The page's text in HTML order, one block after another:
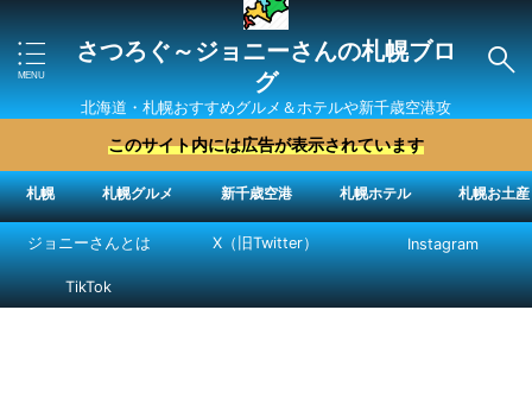
さつろぐ～ジョニーさんの札幌ブロ
グ
北海道・札幌おすすめグルメ＆ホテルや新千歳空港攻
略法を紹介 ″ジョニーさん“で検索
このサイト内には広告が表示されています
札幌 札幌グルメ 新千歳空港 札幌ホテル 札幌お土産
ジョニーさんとは X（旧Twitter） Instagram
TikTok